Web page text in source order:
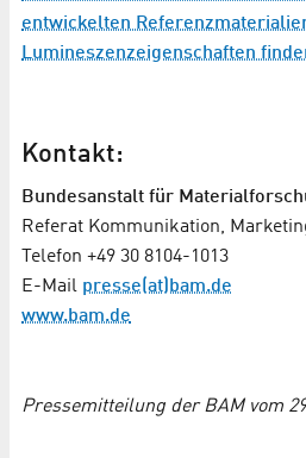
entwickelten
Lumineszenzeigenschaften
Kontakt:
Bun­des­an­stalt für
Referat Kommunikation,
Telefon +49 30 8104-1013
E-Mail presse(at)bam.de
www.bam.de
Pressemitteilung der BAM vom